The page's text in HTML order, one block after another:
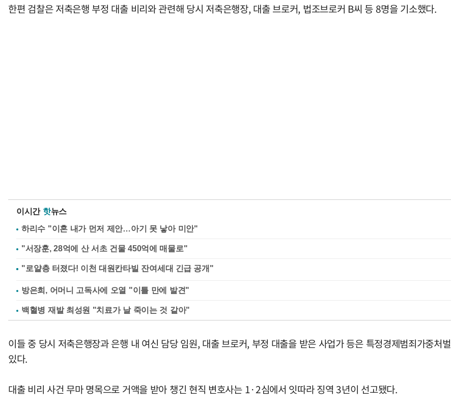
한편 검찰은 저축은행 부정 대출 비리와 관련해 당시 저축은행장, 대출 브로커, 법조브로커 B씨 등 8명을 기소했다.
이시간 핫뉴스
하리수 "이혼 내가 먼저 제안…아기 못 낳아 미안"
"서장훈, 28억에 산 서초 건물 450억에 매물로"
방은희, 어머니 고독사에 오열 "이틀 만에 발견"
백혈병 재발 최성원 "치료가 날 죽이는 것 같아"
이들 중 당시 저축은행장과 은행 내 여신 담당 임원, 대출 브로커, 부정 대출을 받은 사업가 등은 특정경제범죄가중처
있다.
대출 비리 사건 무마 명목으로 거액을 받아 챙긴 현직 변호사는 1·2심에서 잇따라 징역 3년이 선고됐다.